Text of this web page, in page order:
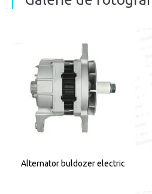
Alternator buldozer electric